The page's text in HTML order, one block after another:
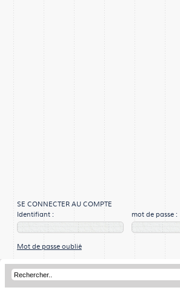
SE CONNECTER AU COMPTE
Identifiant :
mot de passe :
Mot de passe oublié